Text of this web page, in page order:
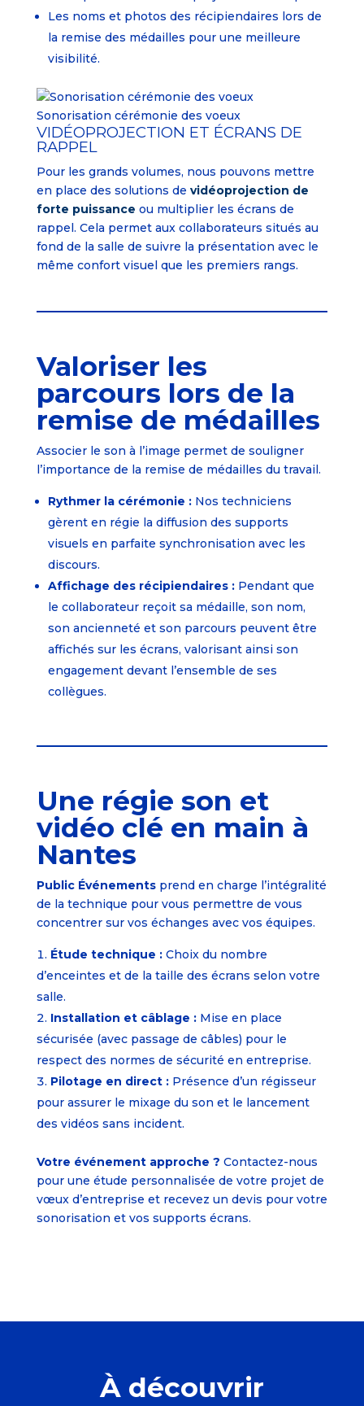
Les noms et photos des récipiendaires lors de
la remise des médailles pour une meilleure
visibilité.
Sonorisation cérémonie des voeux
VIDÉOPROJECTION ET ÉCRANS DE
RAPPEL
Pour les grands volumes, nous pouvons mettre
en place des solutions de vidéoprojection de
forte puissance ou multiplier les écrans de
rappel. Cela permet aux collaborateurs situés au
fond de la salle de suivre la présentation avec le
même confort visuel que les premiers rangs.
Valoriser les
parcours lors de la
remise de médailles
Associer le son à l’image permet de souligner
l’importance de la remise de médailles du travail.
Rythmer la cérémonie :Nos techniciens
gèrent en régie la diffusion des supports
visuels en parfaite synchronisation avec les
discours.
Affichage des récipiendaires :Pendant que
le collaborateur reçoit sa médaille, son nom,
son ancienneté et son parcours peuvent être
affichés sur les écrans, valorisant ainsi son
engagement devant l’ensemble de ses
collègues.
Une régie son et
vidéo clé en main à
Nantes
Public Événementsprend en charge l’intégralité
de la technique pour vous permettre de vous
concentrer sur vos échanges avec vos équipes.
Étude technique :Choix du nombre
d’enceintes et de la taille des écrans selon votre
salle.
Installation et câblage :Mise en place
sécurisée (avec passage de câbles) pour le
respect des normes de sécurité en entreprise.
Pilotage en direct :Présence d’un régisseur
pour assurer le mixage du son et le lancement
des vidéos sans incident.
Votre événement approche ? Contactez-nous
pour une étude personnalisée de votre projet de
vœux d’entreprise et recevez un devis pour votre
sonorisation et vos supports écrans.
À découvrir